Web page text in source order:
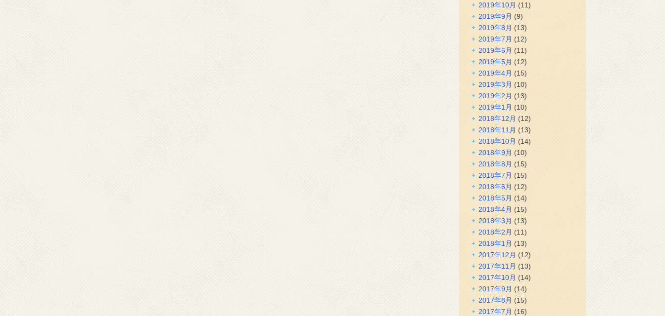
2019年10月 (11)
2019年9月 (9)
2019年8月 (13)
2019年7月 (12)
2019年6月 (11)
2019年5月 (12)
2019年4月 (15)
2019年3月 (10)
2019年2月 (13)
2019年1月 (10)
2018年12月 (12)
2018年11月 (13)
2018年10月 (14)
2018年9月 (10)
2018年8月 (15)
2018年7月 (15)
2018年6月 (12)
2018年5月 (14)
2018年4月 (15)
2018年3月 (13)
2018年2月 (11)
2018年1月 (13)
2017年12月 (12)
2017年11月 (13)
2017年10月 (14)
2017年9月 (14)
2017年8月 (15)
2017年7月 (16)